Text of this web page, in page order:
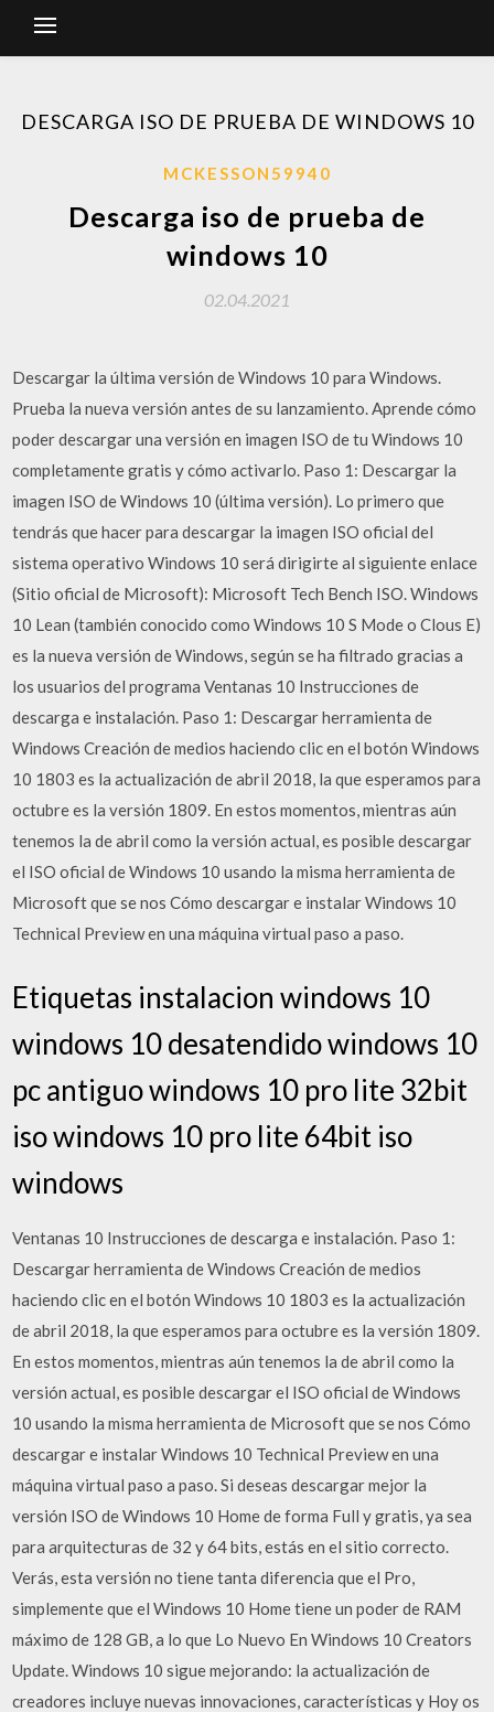
DESCARGA ISO DE PRUEBA DE WINDOWS 10
MCKESSON59940
Descarga iso de prueba de
windows 10
02.04.2021
Descargar la última versión de Windows 10 para Windows.
Prueba la nueva versión antes de su lanzamiento. Aprende cómo
poder descargar una versión en imagen ISO de tu Windows 10
completamente gratis y cómo activarlo. Paso 1: Descargar la
imagen ISO de Windows 10 (última versión). Lo primero que
tendrás que hacer para descargar la imagen ISO oficial del
sistema operativo Windows 10 será dirigirte al siguiente enlace
(Sitio oficial de Microsoft): Microsoft Tech Bench ISO. Windows
10 Lean (también conocido como Windows 10 S Mode o Clous E)
es la nueva versión de Windows, según se ha filtrado gracias a
los usuarios del programa Ventanas 10 Instrucciones de
descarga e instalación. Paso 1: Descargar herramienta de
Windows Creación de medios haciendo clic en el botón Windows
10 1803 es la actualización de abril 2018, la que esperamos para
octubre es la versión 1809. En estos momentos, mientras aún
tenemos la de abril como la versión actual, es posible descargar
el ISO oficial de Windows 10 usando la misma herramienta de
Microsoft que se nos Cómo descargar e instalar Windows 10
Technical Preview en una máquina virtual paso a paso.
Etiquetas instalacion windows 10
windows 10 desatendido windows 10
pc antiguo windows 10 pro lite 32bit
iso windows 10 pro lite 64bit iso
windows
Ventanas 10 Instrucciones de descarga e instalación. Paso 1:
Descargar herramienta de Windows Creación de medios
haciendo clic en el botón Windows 10 1803 es la actualización
de abril 2018, la que esperamos para octubre es la versión 1809.
En estos momentos, mientras aún tenemos la de abril como la
versión actual, es posible descargar el ISO oficial de Windows
10 usando la misma herramienta de Microsoft que se nos Cómo
descargar e instalar Windows 10 Technical Preview en una
máquina virtual paso a paso. Si deseas descargar mejor la
versión ISO de Windows 10 Home de forma Full y gratis, ya sea
para arquitecturas de 32 y 64 bits, estás en el sitio correcto.
Verás, esta versión no tiene tanta diferencia que el Pro,
simplemente que el Windows 10 Home tiene un poder de RAM
máximo de 128 GB, a lo que Lo Nuevo En Windows 10 Creators
Update. Windows 10 sigue mejorando: la actualización de
creadores incluye nuevas innovaciones, características y Hoy os